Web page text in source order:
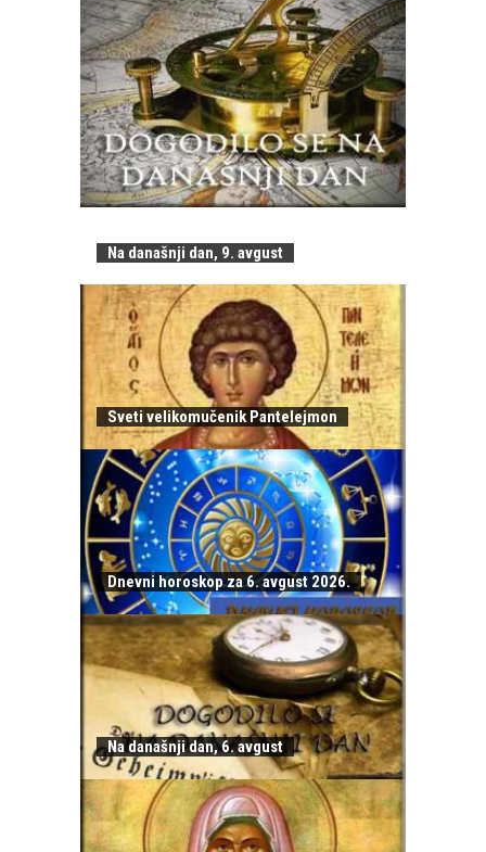
Na današnji dan, 9. avgust
Sveti velikomučenik Pantelejmon
Dnevni horoskop za 6. avgust 2026.
Na današnji dan, 6. avgust